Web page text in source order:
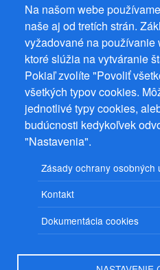
Na našom webe
naše aj od tretích strán.
vyžadované na používanie
ktoré slúžia na vytváranie
Pokiaľ zvolíte "Povoliť
všetkých typov cookies.
jednotlivé typy cookies,
budúcnosti kedykoľvek
"Nastavenia".
Zásady ochrany osobných
Kontakt
Dokumentácia cookies
Prevádzkovateľ: Mgr. Bc. Žaneta
22 Ostrov, IČ
© 2026